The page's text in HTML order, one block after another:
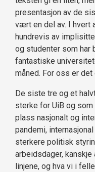
presentasjon av de
vært en del av. I hvert
hundrevis av
og studenter som har
fantastiske
måned. For oss er
De siste tre og et
sterke for UiB og
plass nasjonalt og
pandemi,
sterkere politisk
arbeidsdager,
linjene, og hva vi i